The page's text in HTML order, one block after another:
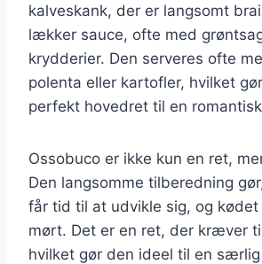
kalveskank, der er langsomt
lækker sauce, ofte med
krydderier. Den serveres ofte
polenta eller kartofler, hvilket
perfekt hovedret til en
Ossobuco er ikke kun en ret,
Den langsomme tilberedning
får tid til at udvikle sig, og
mørt. Det er en ret, der kræver
hvilket gør den ideel til en